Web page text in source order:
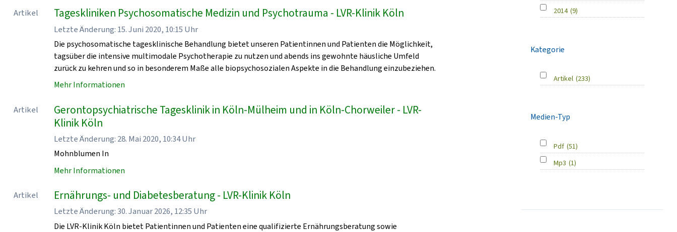
Artikel Tageskliniken Psychosomatische Medizin und Psychotrauma - LVR-Klinik Köln
Letzte Änderung: 15. Juni 2020, 10:15 Uhr
Die psychosomatische tagesklinische Behandlung bietet unseren Patientinnen und Patienten die Möglichkeit,
tagsüber die intensive multimodale Psychotherapie zu nutzen und abends ins gewohnte häusliche Umfeld
zurück zu kehren und so in besonderem Maße alle biopsychosozialen Aspekte in die Behandlung einzubeziehen.
Mehr Informationen
Artikel
Gerontopsychiatrische Tagesklinik in Köln-Mülheim und in Köln-Chorweiler - LVR-
Klinik Köln
Letzte Änderung: 28. Mai 2020, 10:34 Uhr
Mohnblumen In
Mehr Informationen
Artikel Ernährungs- und Diabetesberatung - LVR-Klinik Köln
Letzte Änderung: 30. Januar 2026, 12:35 Uhr
Die LVR-Klinik Köln bietet Patientinnen und Patienten eine qualifizierte Ernährungsberatung sowie
2014 (9)
Kategorie
Artikel (233)
Medien-Typ
Pdf (51)
Mp3 (1)